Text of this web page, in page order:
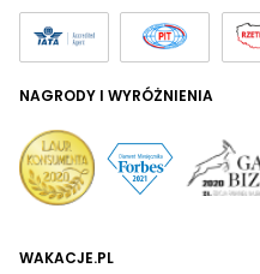
WAKACJE.PL
NAGRODY I WYRÓŻNIENIA